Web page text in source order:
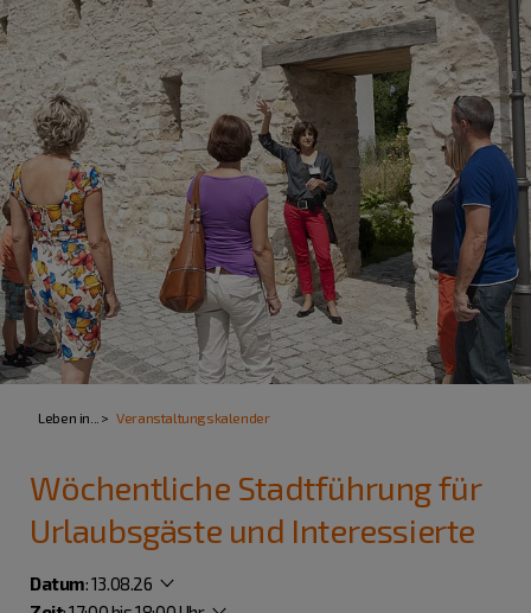
Leben in... Veranstaltungskalender
Wöchentliche Stadtführung für
Urlaubsgäste und Interessierte
Datum:13.08.26